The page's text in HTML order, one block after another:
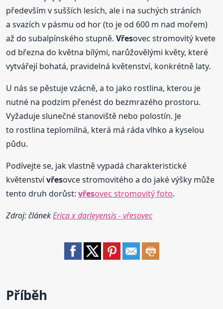
především v sušších lesích, ale i na suchých stráních
a svazích v pásmu od hor (to je od 600 m nad mořem)
až do subalpínského stupně.Vřesovec stromovitý kvete
od března do května bílými, narůžovělými květy, které
vytvářejí bohatá, pravidelná květenství, konkrétně laty.
U nás se pěstuje vzácně, a to jako rostlina, kterou je
nutné na podzim přenést do bezmrazého prostoru.
Vyžaduje slunečné stanoviště nebo polostín. Je
to rostlina teplomilná, která má ráda vlhko a kyselou
půdu.
Podívejte se, jak vlastně vypadá charakteristické
květenstvívřesovce stromovitého a do jaké výšky může
tento druh dorůst:vřesovec stromovitý foto.
Zdroj: článekErica x darleyensis - vřesovec
Příběh